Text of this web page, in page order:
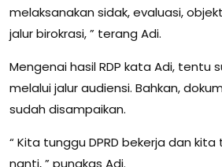
melaksanakan sidak, evaluasi,
jalur birokrasi, ” terang Adi.
Mengenai hasil RDP kata Adi, tentu
melalui jalur audiensi. Bahkan,
sudah disampaikan.
“ Kita tunggu DPRD bekerja dan
nanti, ” pungkas Adi.